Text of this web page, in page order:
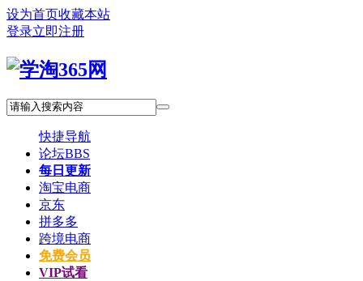
设为首页收藏本站
登录立即注册
快捷导航
论坛BBS
每日更新
淘宝电商
京东
拼多多
跨境电商
免费会员
VIP试看